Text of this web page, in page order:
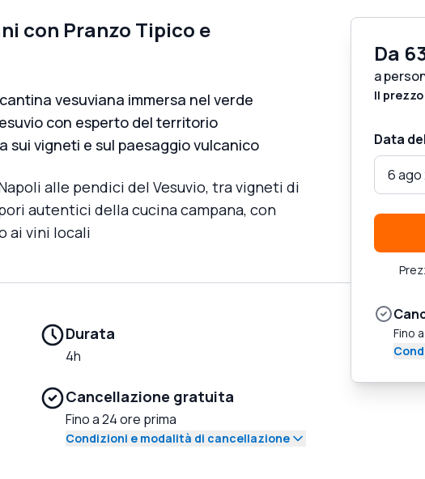
con Pranzo Tipico e
vesuviana immersa nel verde
con esperto del territorio
sui vigneti e sul paesaggio vulcanico
alle pendici del Vesuvio, tra vigneti di
autentici della cucina campana, con
ai vini locali
Durata
4h
Cancellazione gratuita
Fino a 24 ore prima
Condizioni e modalità di cancellazione
Da
a
Il
Data
6 ago
Fino